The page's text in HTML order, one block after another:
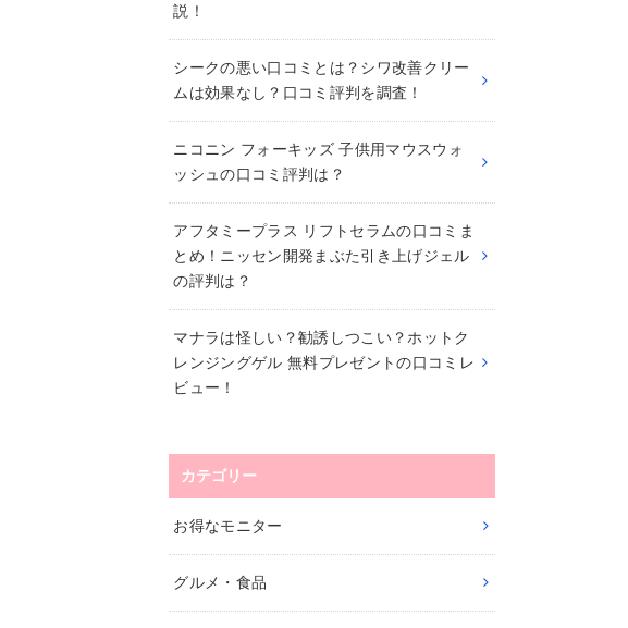
説！
シークの悪い口コミとは？シワ改善クリー
ムは効果なし？口コミ評判を調査！
ニコニン フォーキッズ 子供用マウスウォ
ッシュの口コミ評判は？
アフタミープラス リフトセラムの口コミま
とめ！ニッセン開発まぶた引き上げジェル
の評判は？
マナラは怪しい？勧誘しつこい？ホットク
レンジングゲル 無料プレゼントの口コミレ
ビュー！
カテゴリー
お得なモニター
グルメ・食品